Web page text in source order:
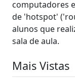
computadores
de 'hotspot'
alunos que
sala de aula.
Mais Vistas